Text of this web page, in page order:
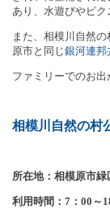
あり、水遊びやピク
また、相模川自然
原市と同じ銀河連邦
ファミリーでのお出
相模川自然の村
所在地：相模原市緑
利用時間： 7 ： 00 ～